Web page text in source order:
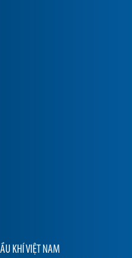
KHÍ VIỆT NAM